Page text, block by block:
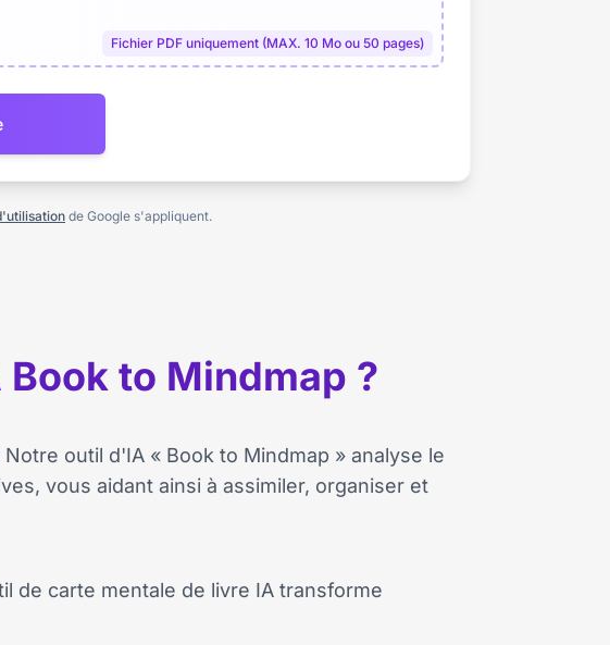
Fichier PDF uniquement (MAX. 10 Mo ou 50 pages)
de Google s'appliquent.
to Mindmap ?
outil d'IA « Book to Mindmap » analyse le
vous aidant ainsi à assimiler, organiser et
de carte mentale de livre IA transforme